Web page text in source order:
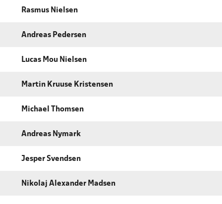
Rasmus Nielsen
Andreas Pedersen
Lucas Mou Nielsen
Martin Kruuse Kristensen
Michael Thomsen
Andreas Nymark
Jesper Svendsen
Nikolaj Alexander Madsen